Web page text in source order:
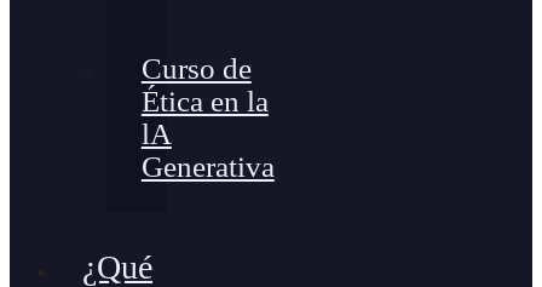
Curso de
Ética en la
lA
Generativa
¿Qué